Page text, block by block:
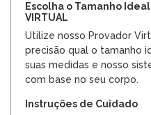
Escolha o Tamanho Ideal
VIRTUAL
Utilize nosso Provador
precisão qual o tamanho
suas medidas e nosso
com base no seu corpo.
Instruções de Cuidado